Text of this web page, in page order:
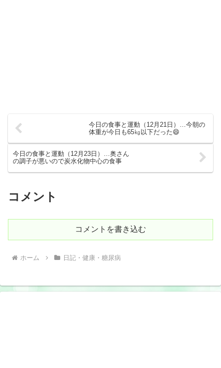
今日の食事と運動（12月21日）…今朝の
体重が今日も65㎏以下だった😄
今日の食事と運動（12月23日）…奥さん
の調子が悪いので炭水化物中心の食事
コメント
コメントを書き込む
ホーム 日記・健康・糖尿病